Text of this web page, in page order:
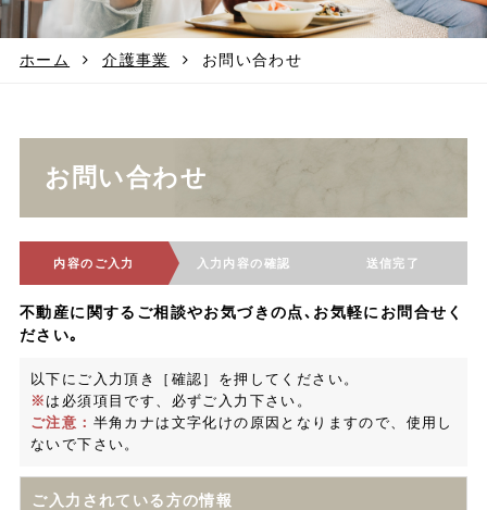
g
a
ホーム 介護事業 お問い合わせ
お問い合わせ
内容のご入力 入力内容の確認 送信完了
不動産に関するご相談やお気づきの点､お気軽にお問合せく
ださい｡
以下にご入力頂き［確認］を押してください。
※ は必須項目です、必ずご入力下さい。
ご注意： 半角カナは文字化けの原因となりますので、使用し
ないで下さい。
ご入力されている方の情報